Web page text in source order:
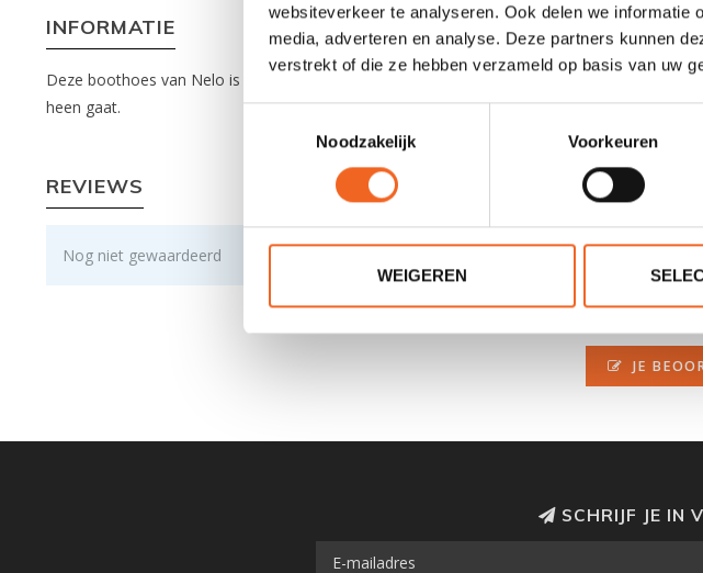
websiteverkeer te analyseren. Ook delen we
media, adverteren en analyse. Deze partners kunnen
verstrekt of die ze hebben verzameld op basis van uw
Noodzakelijk
Voorkeuren
WEIGEREN
INFORMATIE
Deze boothoes van Nelo is geschikt voor de verschillende Viper modellen. De boothoes
heen gaat.
REVIEWS
Nog niet gewaardeerd
JE
SCHRIJF JE IN